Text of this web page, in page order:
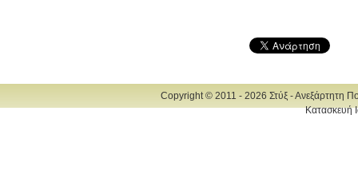
Copyright © 2011 - 2026 Στύξ - Ανεξάρτητη
Κατασκευή